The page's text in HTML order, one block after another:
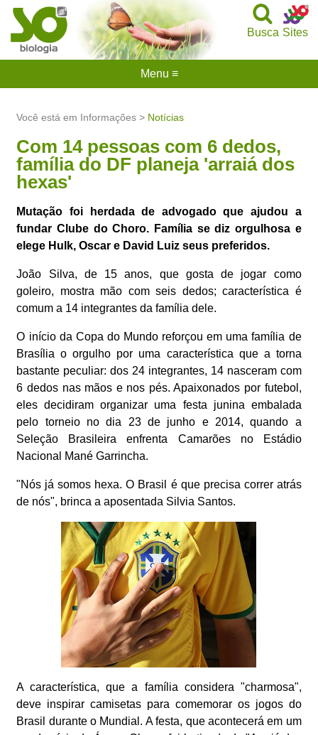
Sites
Busca
Você está em Informações > Notícias
Com 14 pessoas com 6 dedos,
família do DF planeja 'arraiá dos
hexas'
Mutação foi herdada de advogado que ajudou a
fundar Clube do Choro. Família se diz orgulhosa e
elege Hulk, Oscar e David Luiz seus preferidos.
João Silva, de 15 anos, que gosta de jogar como
goleiro, mostra mão com seis dedos; característica é
comum a 14 integrantes da família dele.
O início da Copa do Mundo reforçou em uma família de
Brasília o orgulho por uma característica que a torna
bastante peculiar: dos 24 integrantes, 14 nasceram com
6 dedos nas mãos e nos pés. Apaixonados por futebol,
eles decidiram organizar uma festa junina embalada
pelo torneio no dia 23 de junho e 2014, quando a
Seleção Brasileira enfrenta Camarões no Estádio
Nacional Mané Garrincha.
"Nós já somos hexa. O Brasil é que precisa correr atrás
de nós", brinca a aposentada Silvia Santos.
A característica, que a família considera "charmosa",
deve inspirar camisetas para comemorar os jogos do
Brasil durante o Mundial. A festa, que acontecerá em um